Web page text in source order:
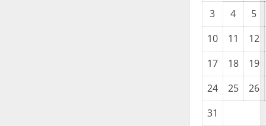
3 4
5
10
11
12
17
18
19
24
25
26
31